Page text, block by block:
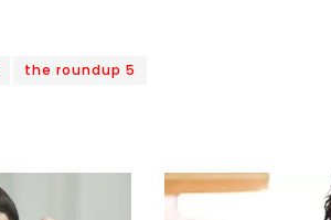
the roundup 5